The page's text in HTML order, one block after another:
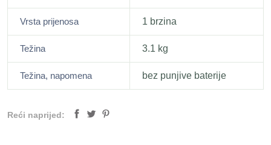
Vrsta prijenosa 1 brzina
Težina 3.1 kg
Težina, napomena bez punjive baterije
Reći naprijed: